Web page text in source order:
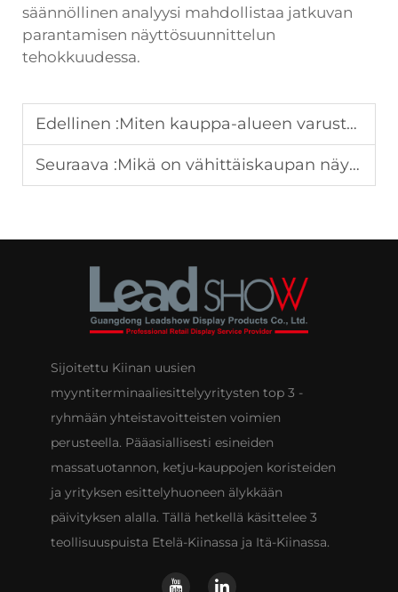
säännöllinen analyysi mahdollistaa jatkuvan
parantamisen näyttösuunnittelun
tehokkuudessa.
Edellinen :Miten kauppa-alueen varusteiden yhdenmukaisuus vaikuttaa brändin esittämiseen eri sijainneissa?
Seuraava :Mikä on vähittäiskaupan näyttelypisteiden sijoittelun rooli suuren liikenteen vähittäiskauppaympäristöissä?
Sijoitettu Kiinan uusien
myyntiterminaaliesittelyyritysten top 3 -
ryhmään yhteistavoitteisten voimien
perusteella. Pääasiallisesti esineiden
massatuotannon, ketju-kauppojen koristeiden
ja yrityksen esittelyhuoneen älykkään
päivityksen alalla. Tällä hetkellä käsittelee 3
teollisuuspuista Etelä-Kiinassa ja Itä-Kiinassa.